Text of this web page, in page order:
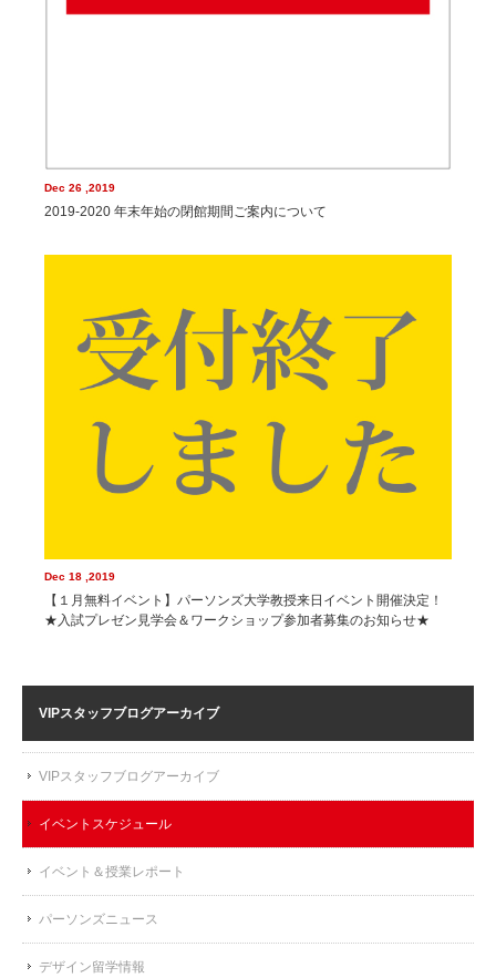
Dec 26 ,2019
2019-2020 年末年始の閉館期間ご案内について
Dec 18 ,2019
【１月無料イベント】パーソンズ大学教授来日イベント開催決定！
★入試プレゼン見学会＆ワークショップ参加者募集のお知らせ★
VIPスタッフブログアーカイブ
VIPスタッフブログアーカイブ
イベントスケジュール
イベント＆授業レポート
パーソンズニュース
デザイン留学情報